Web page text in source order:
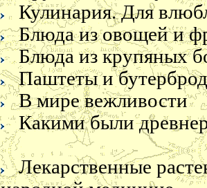
Справочник по
лечебному питанию
Кулинария. Для
Блюда из овощей и
Блюда из крупяных
Паштеты и
В мире вежливости
Какими были
Лекарственные